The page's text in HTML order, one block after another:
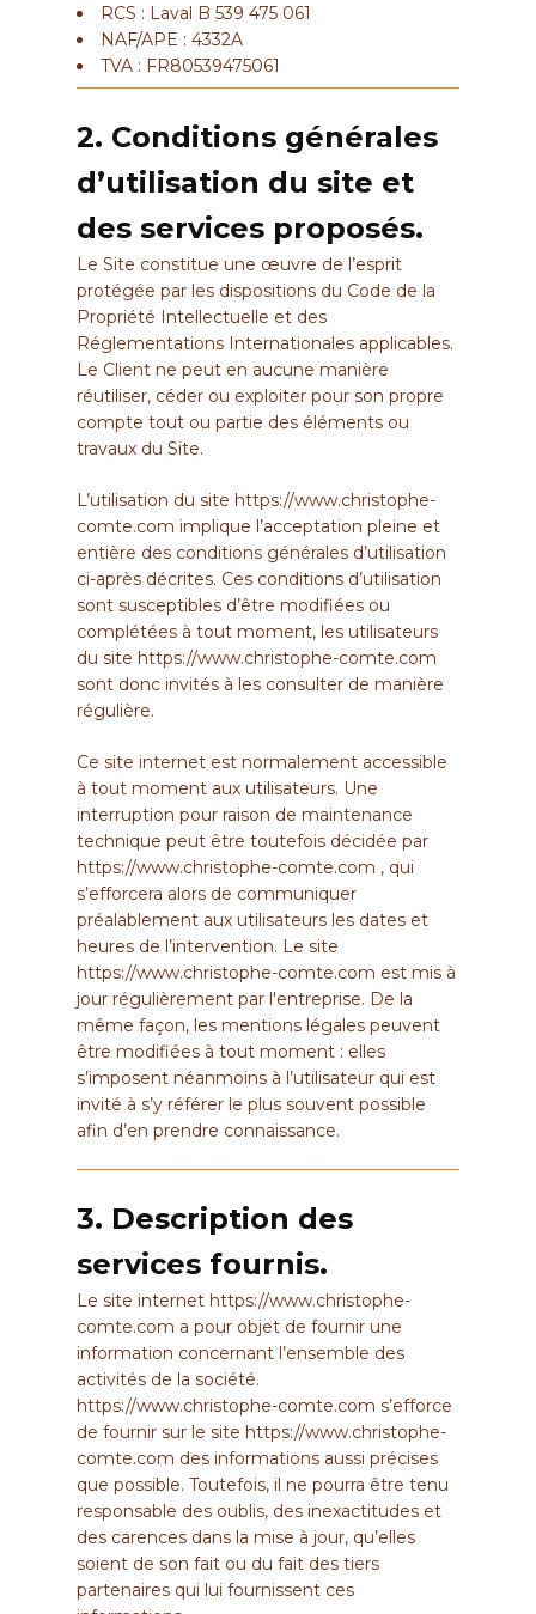
RCS : Laval B 539 475 061
NAF/APE : 4332A
TVA : FR80539475061
2. Conditions générales
d’utilisation du site et
des services proposés.
Le Site constitue une œuvre de l’esprit
protégée par les dispositions du Code de la
Propriété Intellectuelle et des
Réglementations Internationales applicables.
Le Client ne peut en aucune manière
réutiliser, céder ou exploiter pour son propre
compte tout ou partie des éléments ou
travaux du Site.
L’utilisation du site https://www.christophe-
comte.com implique l’acceptation pleine et
entière des conditions générales d’utilisation
ci-après décrites. Ces conditions d’utilisation
sont susceptibles d’être modifiées ou
complétées à tout moment, les utilisateurs
du site https://www.christophe-comte.com
sont donc invités à les consulter de manière
régulière.
Ce site internet est normalement accessible
à tout moment aux utilisateurs. Une
interruption pour raison de maintenance
technique peut être toutefois décidée par
https://www.christophe-comte.com , qui
s’efforcera alors de communiquer
préalablement aux utilisateurs les dates et
heures de l’intervention. Le site
https://www.christophe-comte.com est mis à
jour régulièrement par l'entreprise. De la
même façon, les mentions légales peuvent
être modifiées à tout moment : elles
s’imposent néanmoins à l’utilisateur qui est
invité à s’y référer le plus souvent possible
afin d’en prendre connaissance.
3. Description des
services fournis.
Le site internet https://www.christophe-
comte.com a pour objet de fournir une
information concernant l’ensemble des
activités de la société.
https://www.christophe-comte.com s’efforce
de fournir sur le site https://www.christophe-
comte.com des informations aussi précises
que possible. Toutefois, il ne pourra être tenu
responsable des oublis, des inexactitudes et
des carences dans la mise à jour, qu’elles
soient de son fait ou du fait des tiers
partenaires qui lui fournissent ces